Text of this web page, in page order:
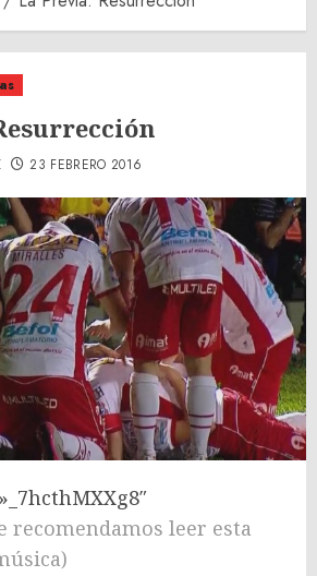
23 FEBRERO 2016
recomendamos leer esta